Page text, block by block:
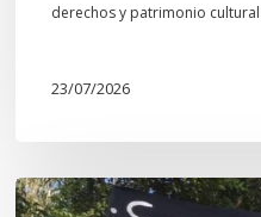
derechos y patrimonio
23/07/2026
Newen